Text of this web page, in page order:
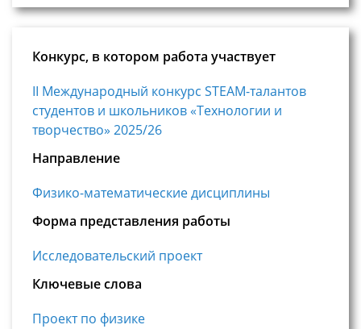
Конкурс, в котором работа участвует
II Международный конкурс STEAM-талантов
студентов и школьников «Технологии и
творчество» 2025/26
Направление
Физико-математические дисциплины
Форма представления работы
Исследовательский проект
Ключевые слова
Проект по физике